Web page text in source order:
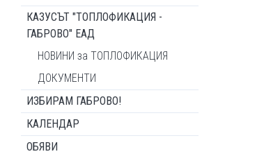
КАЗУСЪТ "ТОПЛОФИКАЦИЯ -
ГАБРОВО" ЕАД
НОВИНИ за ТОПЛОФИКАЦИЯ
ДОКУМЕНТИ
ИЗБИРАМ ГАБРОВО!
КАЛЕНДАР
ОБЯВИ